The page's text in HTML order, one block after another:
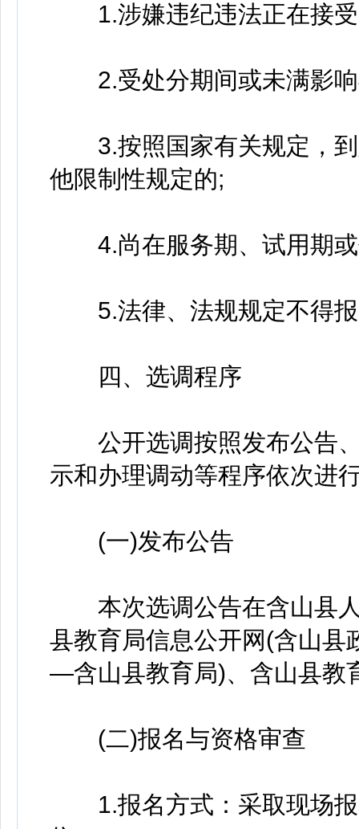
1.涉嫌违纪违法正在接受
2.受处分期间或未满影响
3.按照国家有关规定，到
他限制性规定的;
4.尚在服务期、试用期或
5.法律、法规规定不得报
四、选调程序
公开选调按照发布公告、
示和办理调动等程序依次进
(一)发布公告
本次选调公告在含山县人
县教育局信息公开网(含山
—含山县教育局)、含山县教
(二)报名与资格审查
1.报名方式：采取现场报